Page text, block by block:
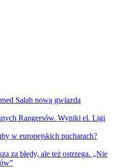
Salah nową gwiazdą
Rangersów. Wyniki el. Ligi
w europejskich pucharach?
za błędy, ale też ostrzega. „Nie